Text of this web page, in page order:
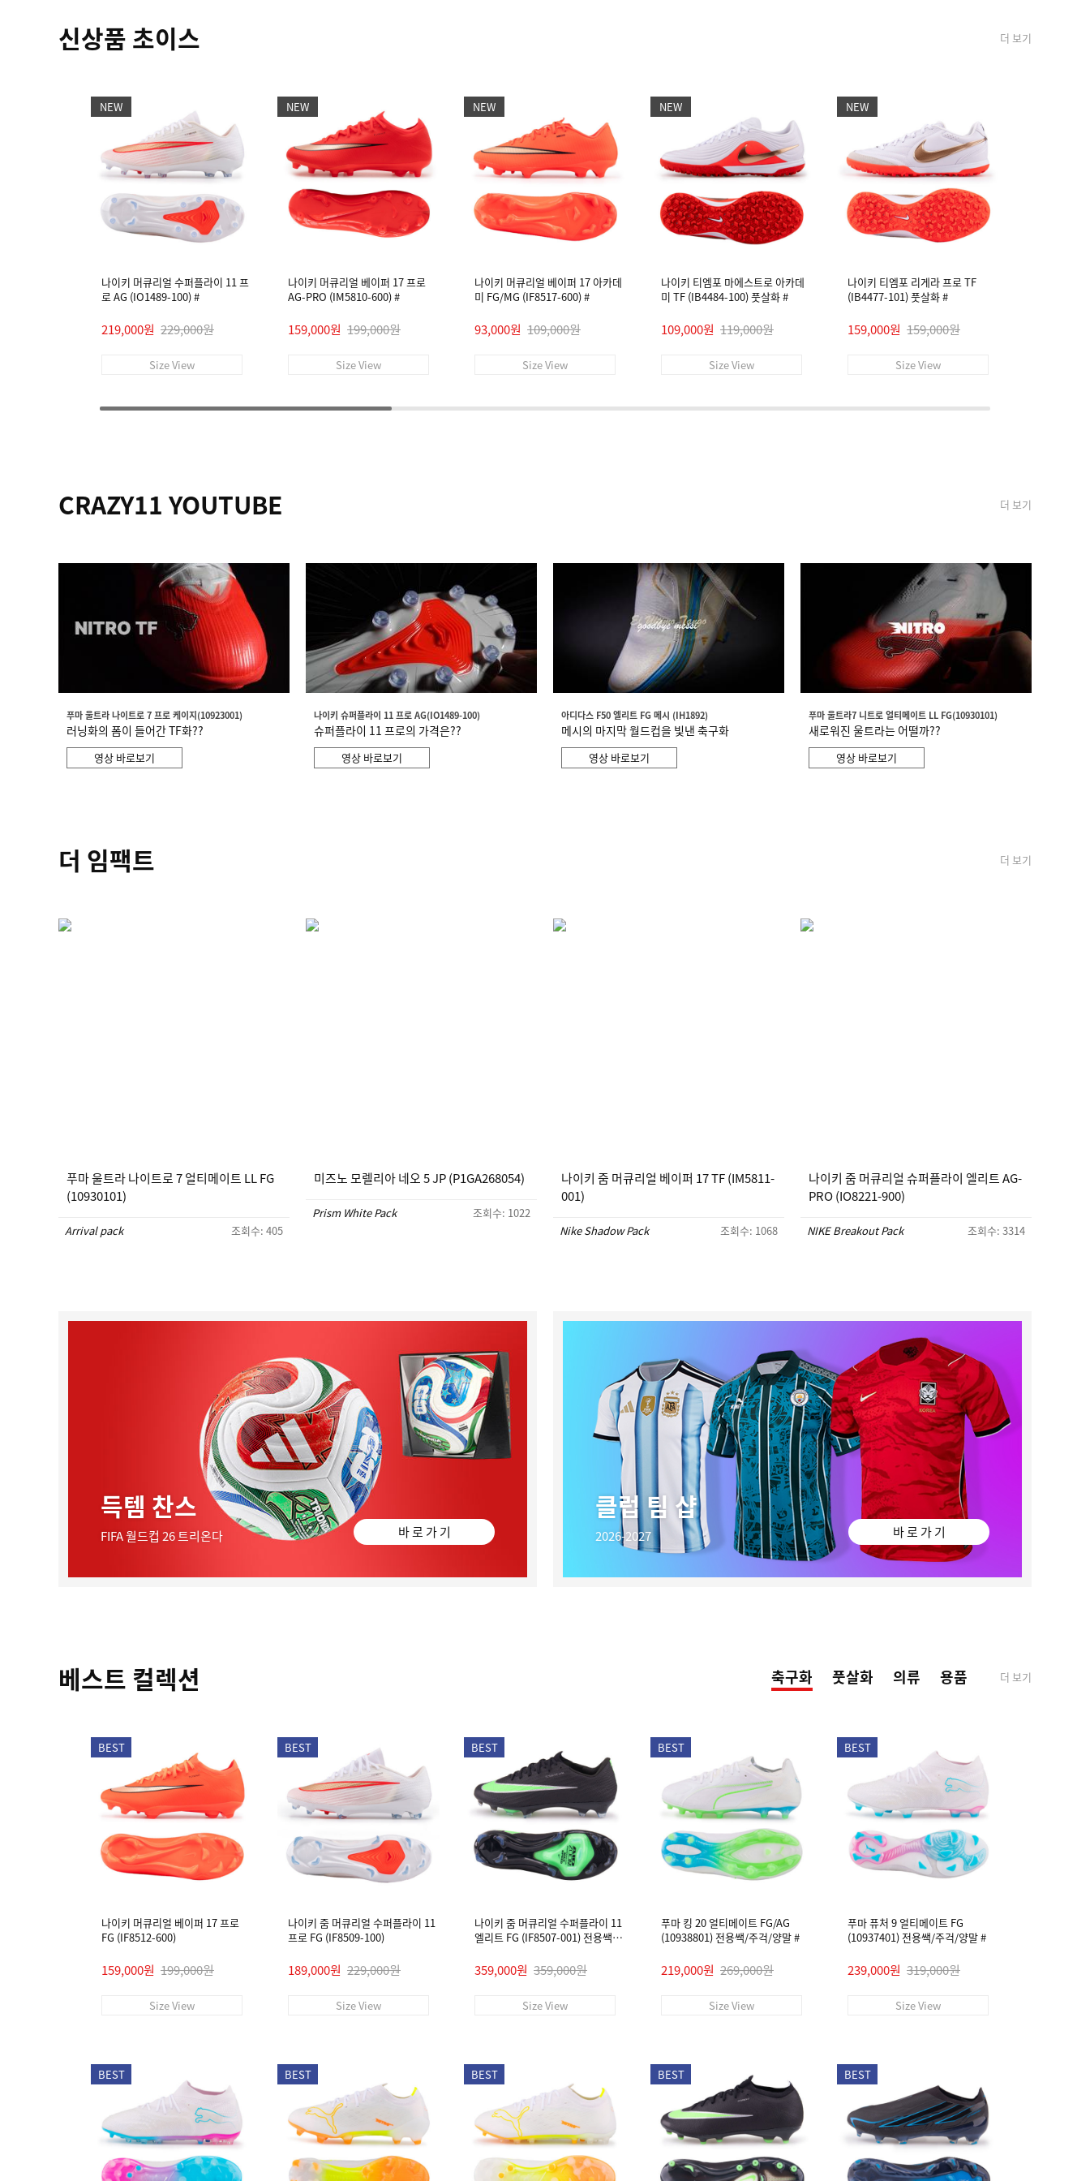
신상품 초이스 더 보기
NEW
나이키 머큐리얼 수퍼플라이 11 프
로 AG (IO1489-100) #
219,000원 229,000원
Size View
NEW
나이키 머큐리얼 베이퍼 17 프로
AG-PRO (IM5810-600) #
159,000원 199,000원
Size View
NEW
나이키 머큐리얼 베이퍼 17 아카데
미 FG/MG (IF8517-600) #
93,000원 109,000원
Size View
NEW
나이키 티엠포 마에스트로 아카데
미 TF (IB4484-100) 풋살화 #
109,000원 119,000원
Size View
NEW
나이키 티엠포 리게라 프로 TF
(IB4477-101) 풋살화 #
159,000원 159,000원
Size View
CRAZY11 YOUTUBE 더 보기
푸마 울트라 나이트로 7 프로 케이지(10923001)
러닝화의 폼이 들어간 TF화??
영상 바로보기
나이키 슈퍼플라이 11 프로 AG(IO1489-100)
슈퍼플라이 11 프로의 가격은??
영상 바로보기
아디다스 F50 엘리트 FG 메시 (IH1892)
메시의 마지막 월드컵을 빛낸 축구화
영상 바로보기
푸마 울트라7 니트로 얼티메이트 LL FG(10930101)
새로워진 울트라는 어떨까??
영상 바로보기
더 임팩트 더 보기
푸마 울트라 나이트로 7 얼티메이트 LL FG
(10930101)
Arrival pack 조회수: 405
미즈노 모렐리아 네오 5 JP (P1GA268054)
Prism White Pack 조회수: 1022
나이키 줌 머큐리얼 베이퍼 17 TF (IM5811-
001)
Nike Shadow Pack 조회수: 1068
나이키 줌 머큐리얼 슈퍼플라이 엘리트 AG-
PRO (IO8221-900)
NIKE Breakout Pack 조회수: 3314
득템 찬스
FIFA 월드컵 26 트리온다 바 로 가 기
클럽 팀 샵
2026-2027 바 로 가 기
베스트 컬렉션 축구화 풋살화 의류 용품 더 보기
BEST
나이키 머큐리얼 베이퍼 17 프로
FG (IF8512-600)
159,000원 199,000원
Size View
BEST
나이키 줌 머큐리얼 수퍼플라이 11
프로 FG (IF8509-100)
189,000원 229,000원
Size View
BEST
나이키 줌 머큐리얼 수퍼플라이 11
엘리트 FG (IF8507-001) 전용쌕/
359,000원 359,000원
Size View
BEST
푸마 킹 20 얼티메이트 FG/AG
(10938801) 전용쌕/주걱/양말 #
219,000원 269,000원
Size View
BEST
푸마 퓨처 9 얼티메이트 FG
(10937401) 전용쌕/주걱/양말 #
239,000원 319,000원
Size View
BEST BEST BEST BEST BEST